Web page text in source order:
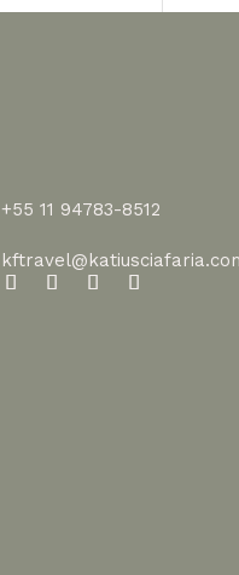
+55 11 94783-8512